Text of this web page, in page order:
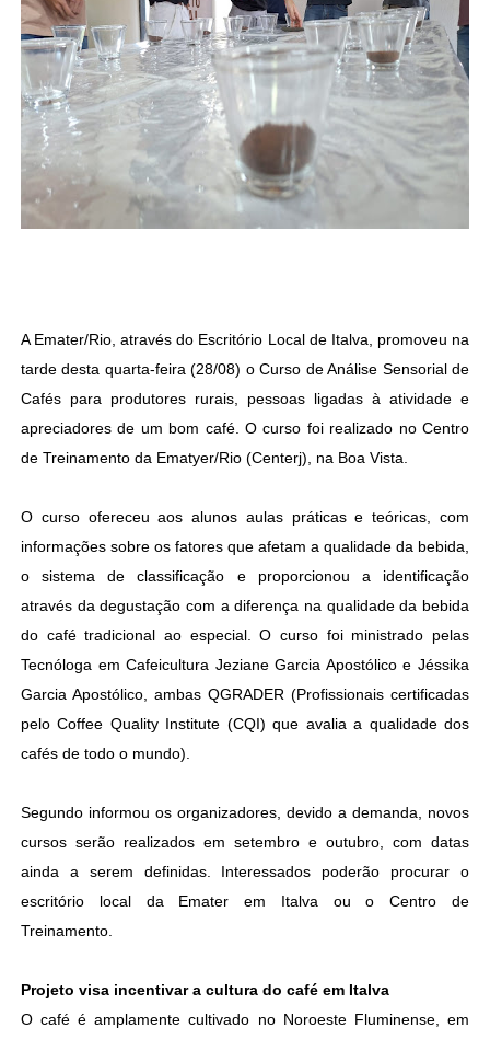
A Emater/Rio, através do Escritório Local de Italva, promoveu na
tarde desta quarta-feira (28/08) o Curso de Análise Sensorial de
Cafés para produtores rurais, pessoas ligadas à atividade e
apreciadores de um bom café. O curso foi realizado no Centro
de Treinamento da Ematyer/Rio (Centerj), na Boa Vista.
O curso ofereceu aos alunos aulas práticas e teóricas, com
informações sobre os fatores que afetam a qualidade da bebida,
o sistema de classificação e proporcionou a identificação
através da degustação com a diferença na qualidade da bebida
do café tradicional ao especial. O curso foi ministrado pelas
Tecnóloga em Cafeicultura Jeziane Garcia Apostólico e Jéssika
Garcia Apostólico, ambas QGRADER (Profissionais certificadas
pelo Coffee Quality Institute (CQI) que avalia a qualidade dos
cafés de todo o mundo).
Segundo informou os organizadores, devido a demanda, novos
cursos serão realizados em setembro e outubro, com datas
ainda a serem definidas. Interessados poderão procurar o
escritório local da Emater em Italva ou o Centro de
Treinamento.
Projeto visa incentivar a cultura do café em Italva
O café é amplamente cultivado no Noroeste Fluminense, em